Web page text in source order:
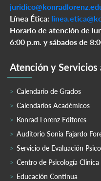
Línea Ética:
Horario de atención de
6:00 p.m. y sábados de
Atención y Servicios
Calendario de Grados
Calendarios Académicos
Konrad Lorenz Editores
Auditorio Sonia Fajardo
Servicio de Evaluación
Centro de Psicología Clínica
Educación Continua